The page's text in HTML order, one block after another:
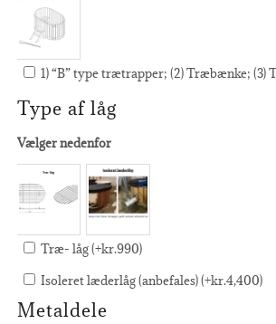
1) “B” type trætrapper; (2) Træbænke; (3)
Type af låg
Vælger nedenfor
Træ- låg (+kr.990)
Isoleret læderlåg (anbefales) (+kr.4,400)
Metaldele